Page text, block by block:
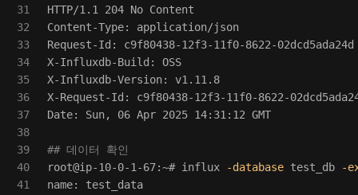
31
32
33
34
35
36
37
38
39
40
41
HTTP/1.1 204 No Content
Content-Type: application/json
Request-Id: c9f80438-12f3-11f0-8622-02dcd5ada24d
X-Influxdb-Build: OSS
X-Influxdb-Version: v1.11.8
X-Request-Id: c9f80438-12f3-11f0-8622-
Date: Sun, 06 Apr 2025 14:31:12 GMT
## 데이터 확인
root@ip-10-0-1-67:~# influx
-database test_db
-